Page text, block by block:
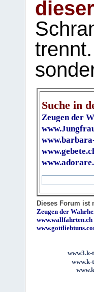
Suche in
Zeugen der
Dieses Forum ist
Zeugen der
www.wallfahrten.ch
www3.k-
www.k-